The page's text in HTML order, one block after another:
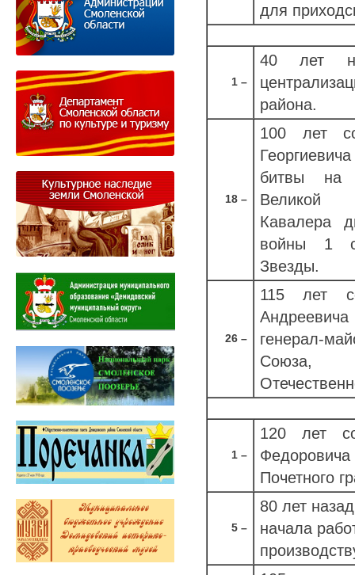
для
1 –
40 лет
района.
18 –
100 лет
битвы на
Великой
Кавалера
войны 1
Звезды.
26 –
115 лет
генерал-
Союза,
1 –
120 лет
Почетного
5 –
80 лет
начала